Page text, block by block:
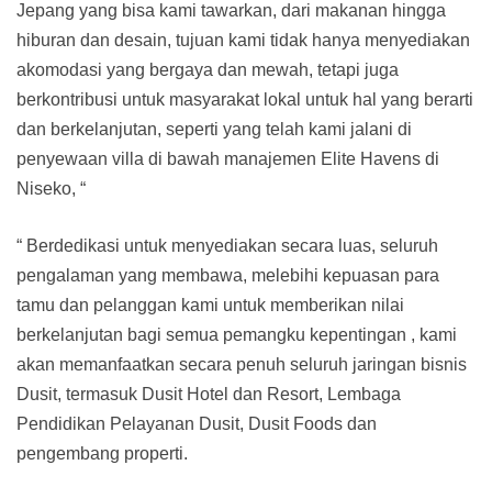
Jepang yang bisa kami tawarkan, dari makanan hingga
hiburan dan desain, tujuan kami tidak hanya menyediakan
akomodasi yang bergaya dan mewah, tetapi juga
berkontribusi untuk masyarakat lokal untuk hal yang berarti
dan berkelanjutan, seperti yang telah kami jalani di
penyewaan villa di bawah manajemen Elite Havens di
Niseko, “
“ Berdedikasi untuk menyediakan secara luas, seluruh
pengalaman yang membawa, melebihi kepuasan para
tamu dan pelanggan kami untuk memberikan nilai
berkelanjutan bagi semua pemangku kepentingan , kami
akan memanfaatkan secara penuh seluruh jaringan bisnis
Dusit, termasuk Dusit Hotel dan Resort, Lembaga
Pendidikan Pelayanan Dusit, Dusit Foods dan
pengembang properti.